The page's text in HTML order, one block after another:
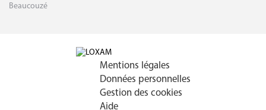
Beaucouzé
Mentions légales
Données personnelles
Gestion des cookies
Aide